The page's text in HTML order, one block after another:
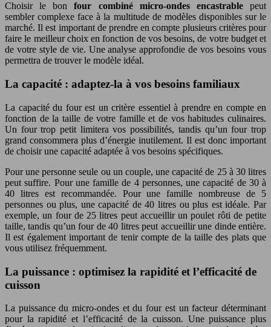
Choisir le bonfour combiné micro-ondes encastrablepeut
sembler complexe face à la multitude de modèles disponibles sur le
marché. Il est important de prendre en compte plusieurs critères pour
faire le meilleur choix en fonction de vos besoins, de votre budget et
de votre style de vie. Une analyse approfondie de vos besoins vous
permettra de trouver le modèle idéal.
La capacité : adaptez-la à vos besoins familiaux
La capacité du four est un critère essentiel à prendre en compte en
fonction de la taille de votre famille et de vos habitudes culinaires.
Un four trop petit limitera vos possibilités, tandis qu’un four trop
grand consommera plus d’énergie inutilement. Il est donc important
de choisir une capacité adaptée à vos besoins spécifiques.
Pour une personne seule ou un couple, une capacité de 25 à 30 litres
peut suffire. Pour une famille de 4 personnes, une capacité de 30 à
40 litres est recommandée. Pour une famille nombreuse de 5
personnes ou plus, une capacité de 40 litres ou plus est idéale. Par
exemple, un four de 25 litres peut accueillir un poulet rôti de petite
taille, tandis qu’un four de 40 litres peut accueillir une dinde entière.
Il est également important de tenir compte de la taille des plats que
vous utilisez fréquemment.
La puissance : optimisez la rapidité et l’efficacité de
cuisson
La puissance du micro-ondes et du four est un facteur déterminant
pour la rapidité et l’efficacité de la cuisson. Une puissance plus